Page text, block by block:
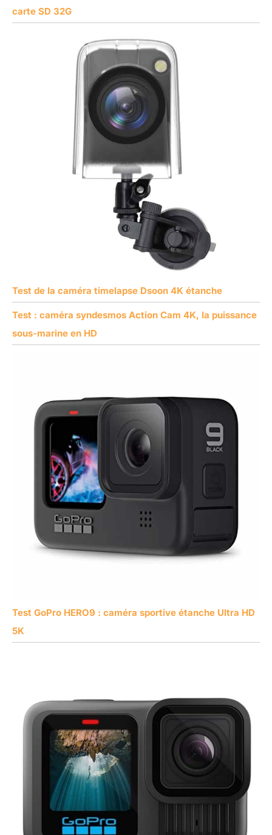
carte SD 32G
Test de la caméra timelapse Dsoon 4K étanche
Test : caméra syndesmos Action Cam 4K, la puissance
sous-marine en HD
Test GoPro HERO9 : caméra sportive étanche Ultra HD
5K